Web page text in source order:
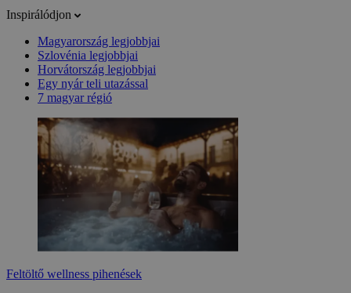
Inspirálódjon
Magyarország legjobbjai
Szlovénia legjobbjai
Horvátország legjobbjai
Egy nyár teli utazással
7 magyar régió
Feltöltő wellness pihenések